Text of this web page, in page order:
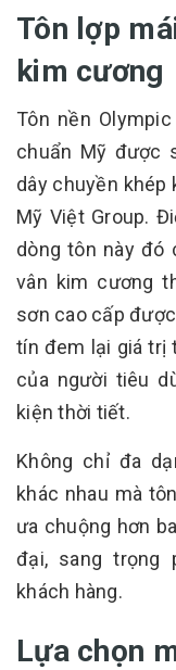
Tôn lợp
kim cương
Tôn nền
chuẩn Mỹ được
dây chuyền khép
Mỹ Việt Group.
dòng tôn này đó
vân kim cương
sơn cao cấp
tín đem lại giá trị
của người tiêu
kiện thời tiết.
Không chỉ đa
khác nhau mà
ưa chuộng hơn
đại, sang trọng
khách hàng.
Lựa chọn